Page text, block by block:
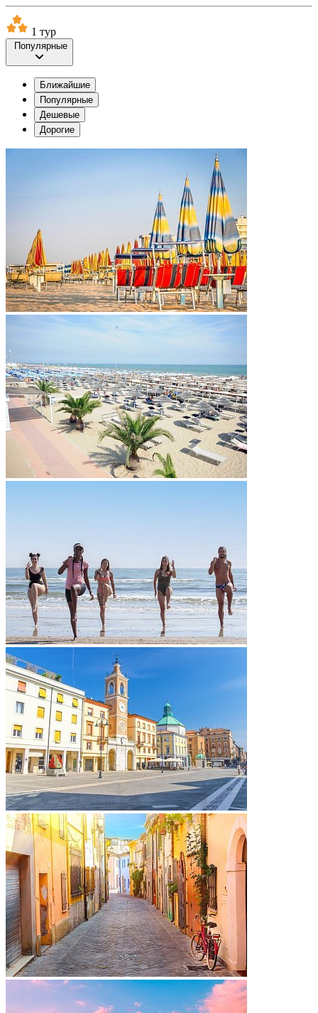
1 тур
Популярные
Ближайшие
Популярные
Дешевые
Дорогие